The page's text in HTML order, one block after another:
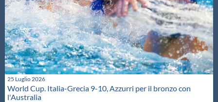
25 Luglio 2026
World Cup. Italia-Grecia 9-10, Azzurri per il bronzo con
l'Australia